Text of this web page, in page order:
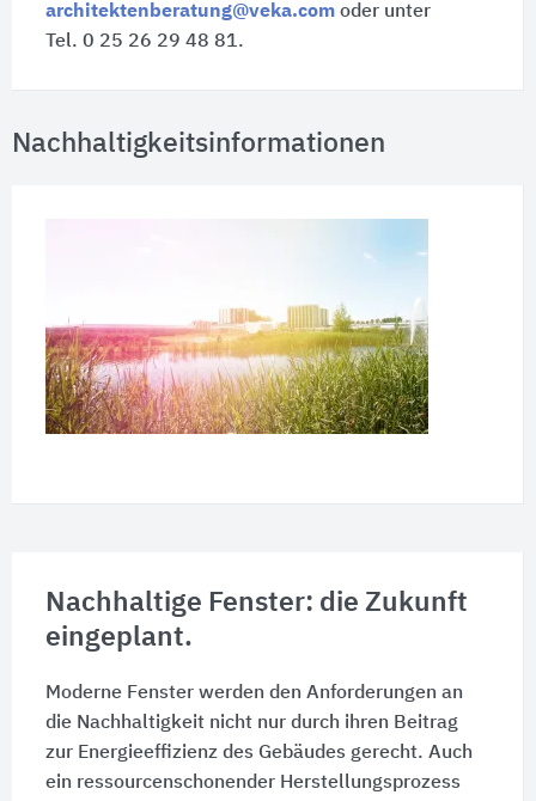
architektenberatung@veka.comoder unter
Tel. 0 25 26 29 48 81.
Nachhaltigkeitsinformationen
Nachhaltige Fenster: die Zukunft
eingeplant.
Moderne Fenster werden den Anforderungen an
die Nachhaltigkeit nicht nur durch ihren Beitrag
zur Energieeffizienz des Gebäudes gerecht. Auch
ein ressourcenschonender Herstellungsprozess